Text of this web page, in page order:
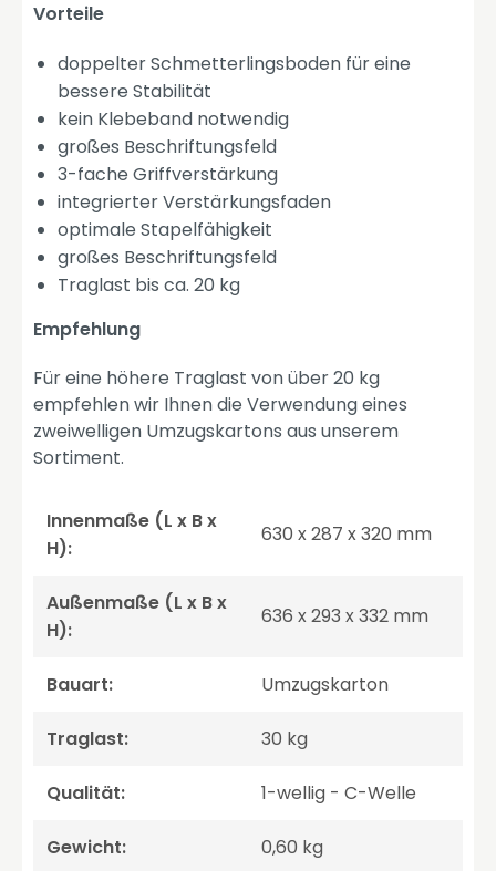
Vorteile
doppelter Schmetterlingsboden für eine
bessere Stabilität
kein Klebeband notwendig
großes Beschriftungsfeld
3-fache Griffverstärkung
integrierter Verstärkungsfaden
optimale Stapelfähigkeit
großes Beschriftungsfeld
Traglast bis ca. 20 kg
Empfehlung
Für eine höhere Traglast von über 20 kg
empfehlen wir Ihnen die Verwendung eines
zweiwelligen Umzugskartons aus unserem
Sortiment.
Innenmaße (L x B x
H):
630 x 287 x 320 mm
Außenmaße (L x B x
H):
636 x 293 x 332 mm
Bauart: Umzugskarton
Traglast: 30 kg
Qualität: 1-wellig - C-Welle
Gewicht: 0,60 kg